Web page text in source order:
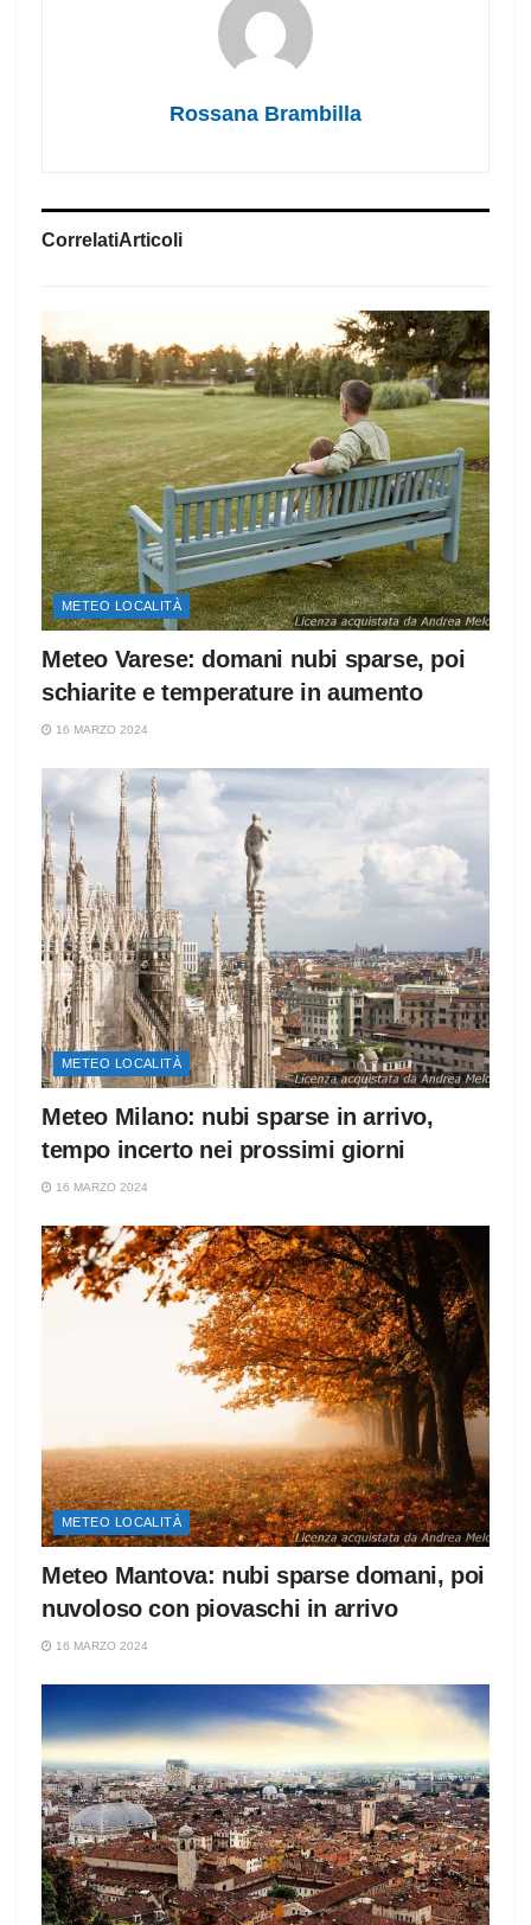
Rossana Brambilla
CorrelatiArticoli
METEO LOCALITÀ
Meteo Varese: domani nubi sparse, poi
schiarite e temperature in aumento
16 MARZO 2024
METEO LOCALITÀ
Meteo Milano: nubi sparse in arrivo,
tempo incerto nei prossimi giorni
16 MARZO 2024
METEO LOCALITÀ
Meteo Mantova: nubi sparse domani, poi
nuvoloso con piovaschi in arrivo
16 MARZO 2024